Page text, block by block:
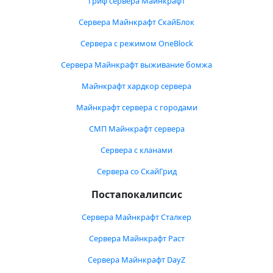
Сервера Майнкрафт СкайБлок
Сервера с режимом OneBlock
Сервера Майнкрафт выживание бомжа
Майнкрафт хардкор сервера
Майнкрафт сервера с городами
СМП Майнкрафт сервера
Сервера с кланами
Сервера со СкайГрид
Постапокалипсис
Сервера Майнкрафт Сталкер
Сервера Майнкрафт Раст
Сервера Майнкрафт DayZ